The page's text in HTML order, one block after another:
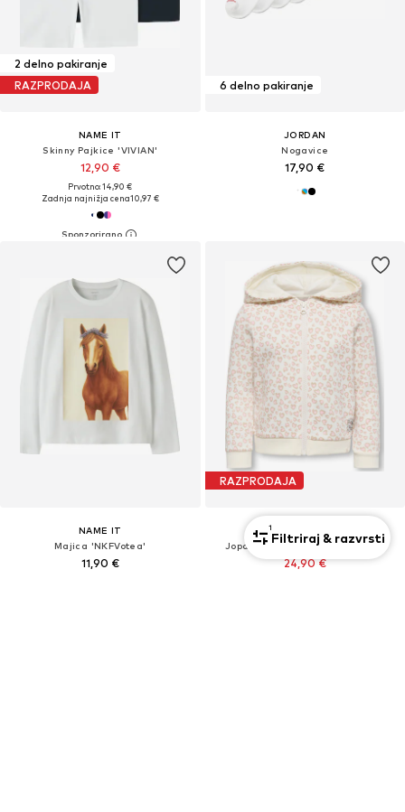
2 delno pakiranje
RAZPRODAJA
NAME IT
Skinny Pajkice 'VIVIAN'
12,90 €
Prvotno: 14,90 €
Zadnja najnižja cena10,97 €
6 delno pakiranje
JORDAN
Nogavice
17,90 €
NAME IT
Majica 'NKFVotea'
11,90 €
RAZPRODAJA
Jopa na zadrgo 'KMGLEONORA'
24,90 €
1
Filtriraj & razvrsti